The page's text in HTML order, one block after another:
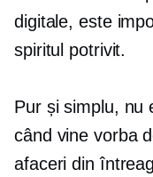
digitale, este
spiritul potrivit.
Pur și simplu, nu
când vine vorba
afaceri din